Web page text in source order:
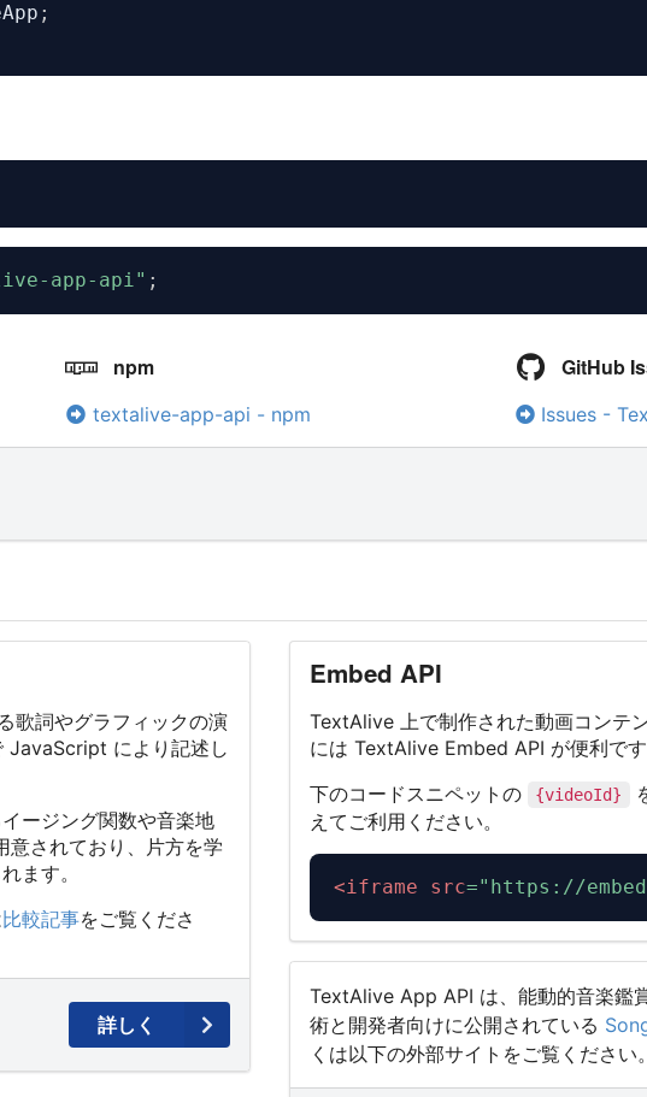
;
app-api" ;
npm
textalive-app-api - npm
GitHub
Issues -
歌詞やグラフィックの演
JavaScript により記述し
ージング関数や音楽地
意されており、片方を学
ます。
比較記事をご覧くださ
詳しく
Embed API
TextAlive 上で制作された動画コンテ
には TextAlive Embed API が便利です
下のコードスニペットの
{videoId}
えてご利用ください。
<iframe src=" https://
TextAlive App API は、能動的音楽鑑
術と開発者向けに公開されている
くは以下の外部サイトをご覧ください。